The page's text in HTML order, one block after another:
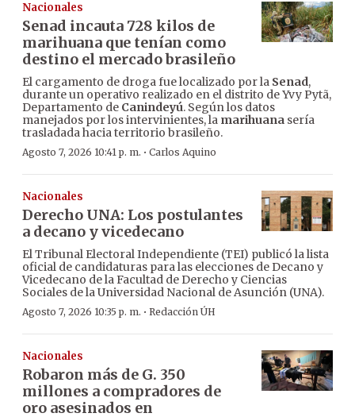
Nacionales
Senad incauta 728 kilos de
marihuana que tenían como
destino el mercado brasileño
El cargamento de droga fue localizado por la Senad,
durante un operativo realizado en el distrito de Yvy Pytã,
Departamento de Canindeyú. Según los datos
manejados por los intervinientes, la marihuana sería
trasladada hacia territorio brasileño.
Agosto 7, 2026 10:41 p. m. · Carlos Aquino
Nacionales
Derecho UNA: Los postulantes
a decano y vicedecano
El Tribunal Electoral Independiente (TEI) publicó la lista
oficial de candidaturas para las elecciones de Decano y
Vicedecano de la Facultad de Derecho y Ciencias
Sociales de la Universidad Nacional de Asunción (UNA).
Agosto 7, 2026 10:35 p. m. · Redacción ÚH
Nacionales
Robaron más de G. 350
millones a compradores de
oro asesinados en